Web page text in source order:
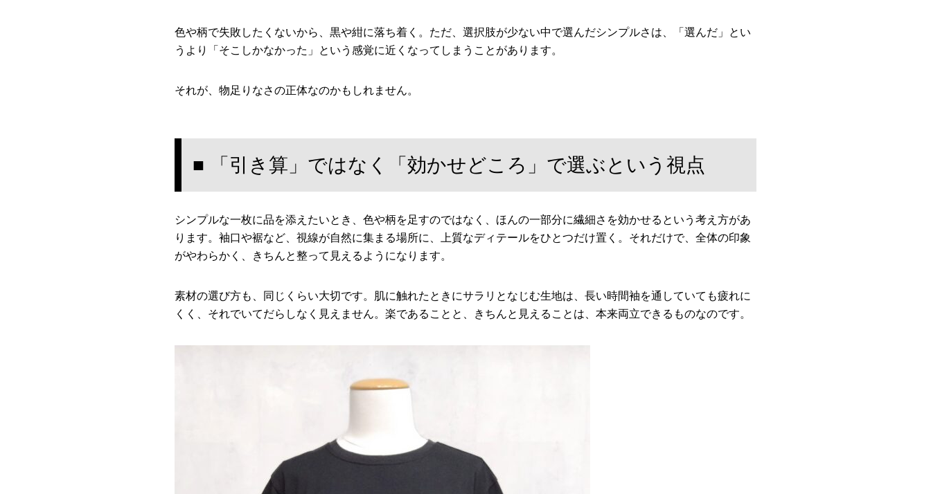
色や柄で失敗したくないから、黒や紺に落ち着く。ただ、選択肢が少ない中で選んだシンプルさは、「選んだ」とい
うより「そこしかなかった」という感覚に近くなってしまうことがあります。
それが、物足りなさの正体なのかもしれません。
■ 「引き算」ではなく「効かせどころ」で選ぶという視点
シンプルな一枚に品を添えたいとき、色や柄を足すのではなく、ほんの一部分に繊細さを効かせるという考え方があ
ります。袖口や裾など、視線が自然に集まる場所に、上質なディテールをひとつだけ置く。それだけで、全体の印象
がやわらかく、きちんと整って見えるようになります。
素材の選び方も、同じくらい大切です。肌に触れたときにサラリとなじむ生地は、長い時間袖を通していても疲れに
くく、それでいてだらしなく見えません。楽であることと、きちんと見えることは、本来両立できるものなのです。